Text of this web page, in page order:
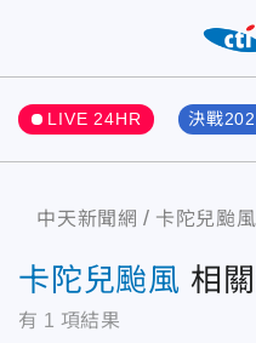
LIVE 24HR 決戰
中天新聞網 卡陀兒颱風
卡陀兒颱風 相
有 1 項結果